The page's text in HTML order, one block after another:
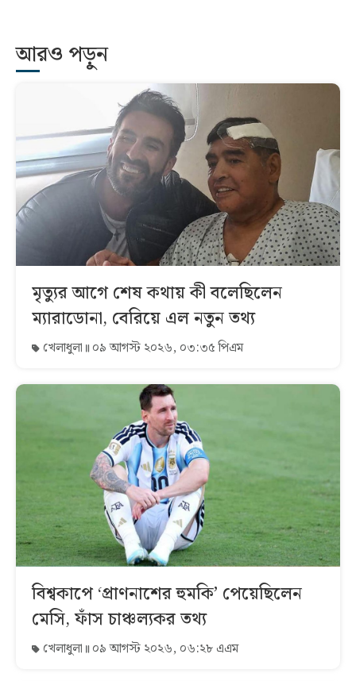
আরও পড়ুন
মৃত্যুর আগে শেষ কথায় কী বলেছিলেন
ম্যারাডোনা, বেরিয়ে এল নতুন তথ্য
খেলাধুলা ০৯ আগস্ট ২০২৬, ০৩:৩৫ পিএম
বিশ্বকাপে ‘প্রাণনাশের হুমকি’ পেয়েছিলেন
মেসি, ফাঁস চাঞ্চল্যকর তথ্য
খেলাধুলা ০৯ আগস্ট ২০২৬, ০৬:২৮ এএম